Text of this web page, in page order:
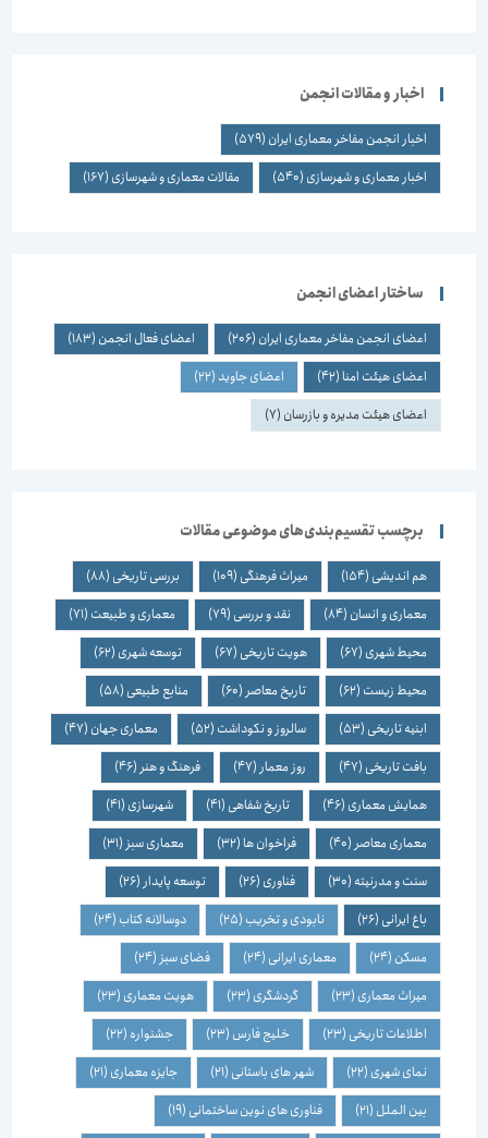
اخبار و مقالات انجمن
اخبار انجمن مفاخر معماری ایران(579)
اخبار معماری و شهرسازی(540) مقالات معماری و شهرسازی(167)
ساختار اعضای انجمن
اعضای انجمن مفاخر معماری ایران(206) اعضای فعال انجمن(183)
اعضای هیئت امنا (42) اعضای جاوید(22)
اعضای هیئت مدیره و بازرسان(7)
برچسب تقسیم‌بندی‌های موضوعی مقالات
هم اندیشی(154) میراث فرهنگی(109) بررسی تاریخی(88)
معماری و انسان(84) نقد و بررسی(79) معماری و طبیعت(71)
محیط شهری(67) هویت تاریخی(67) توسعه شهری(62)
محیط زیست(62) تاریخ معاصر(60) منابع طبیعی(58)
ابنیه تاریخی(53) سالروز و نکوداشت(52) معماری جهان(47)
بافت تاریخی(47) روز معمار(47) فرهنگ و هنر(46)
همایش معماری(46) تاریخ شفاهی(41) شهرسازی(41)
معماری معاصر(40) فراخوان ها(32) معماری سبز(31)
سنت و مدرنیته(30) فناوری(26) توسعه پایدار(26)
باغ ایرانی(26) نابودی و تخریب(25) دوسالانه کتاب(24)
مسکن(24) معماری ایرانی(24) فضای سبز(24)
میراث معماری(23) گردشگری(23) هویت معماری(23)
اطلاعات تاریخی(23) خلیج فارس(23) جشنواره(22)
نمای شهری(22) شهر های باستانی(21) جایزه معماری(21)
بین الملل(21) فناوری های نوین ساختمانی(19)